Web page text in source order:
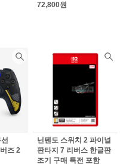
72,800원
즈 2
닌텐도 스위치 2 파이널
판타지 7 리버스 한글판
조기 구매 특전 포함